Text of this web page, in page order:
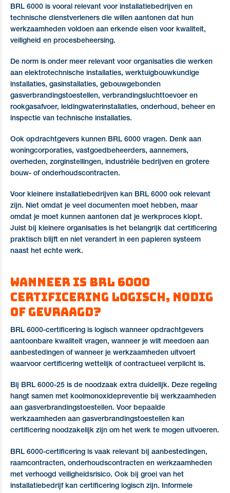
BRL 6000 is vooral relevant voor installatiebedrijven en
technische dienstverleners die willen aantonen dat hun
werkzaamheden voldoen aan erkende eisen voor kwaliteit,
veiligheid en procesbeheersing.
De norm is onder meer relevant voor organisaties die werken
aan elektrotechnische installaties, werktuigbouwkundige
installaties, gasinstallaties, gebouwgebonden
gasverbrandingstoestellen, verbrandingsluchttoevoer en
rookgasafvoer, leidingwaterinstallaties, onderhoud, beheer en
inspectie van technische installaties.
Ook opdrachtgevers kunnen BRL 6000 vragen. Denk aan
woningcorporaties, vastgoedbeheerders, aannemers,
overheden, zorginstellingen, industriële bedrijven en grotere
bouw- of onderhoudscontracten.
Voor kleinere installatiebedrijven kan BRL 6000 ook relevant
zijn. Niet omdat je veel documenten moet hebben, maar
omdat je moet kunnen aantonen dat je werkproces klopt.
Juist bij kleinere organisaties is het belangrijk dat certificering
praktisch blijft en niet verandert in een papieren systeem
naast het echte werk.
Wanneer is BRL 6000
certificering logisch, nodig
of gevraagd?
BRL 6000-certificering is logisch wanneer opdrachtgevers
aantoonbare kwaliteit vragen, wanneer je wilt meedoen aan
aanbestedingen of wanneer je werkzaamheden uitvoert
waarvoor certificering wettelijk of contractueel verplicht is.
Bij BRL 6000-25 is de noodzaak extra duidelijk. Deze regeling
hangt samen met koolmonoxidepreventie bij werkzaamheden
aan gasverbrandingstoestellen. Voor bepaalde
werkzaamheden aan gasverbrandingstoestellen kan
certificering noodzakelijk zijn om het werk te mogen uitvoeren.
BRL 6000-certificering is vaak relevant bij aanbestedingen,
raamcontracten, onderhoudscontracten en werkzaamheden
met verhoogd veiligheidsrisico. Ook bij groei van het
installatiebedrijf kan certificering logisch zijn. Informele